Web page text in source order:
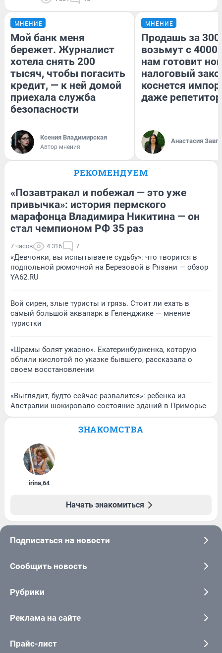
МНЕНИЕ
Мой банк меня
бережет. Журналист
хотела снять 200
тысяч, чтобы погасить
кредит, — к ней домой
приехала служба
безопасности
Ксения Владимирская
Автор мнения
МНЕНИЕ
Продашь за
возьмут с
нам готовит
налоговый
коснется
даже
Анастасия
РЕКОМЕНДУЕМ
«Позавтракал и побежал — это уже
привычка»: история пермского
марафонца Владимира Никитина — он
стал чемпионом РФ 35 раз
7 часов 4 316 7
«Девчонки, вы испытываете судьбу»: что творится в
подпольной рюмочной на Березовой в Рязани — обзор
YA62.RU
Вой сирен, злые туристы и грязь. Стоит ли ехать в
самый большой аквапарк в Геленджике — мнение
туристки
«Шрамы болят ужасно». Екатеринбурженка, которую
облили кислотой по указке бывшего, рассказала о
своем восстановлении
«Выглядит, будто сейчас развалится»: ребенка из
Австралии шокировало состояние зданий в Приморье
ЗНАКОМСТВА
irina,64
Начать знакомиться
Подписаться на новости
Сообщить новость
Рубрики
Реклама на сайте
Прайс-лист